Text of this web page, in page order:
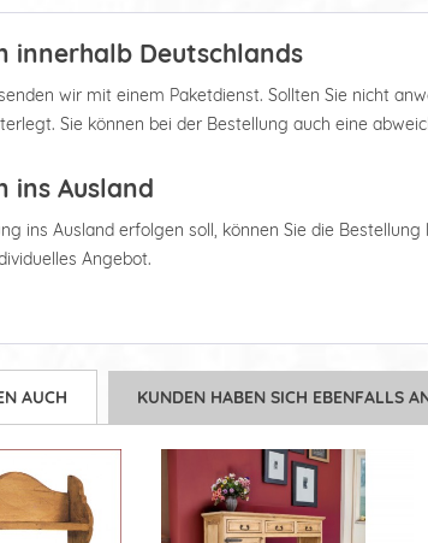
innerhalb Deutschlands
wir mit einem Paketdienst. Sollten Sie nicht
Sie können bei der Bestellung auch eine
ins Ausland
ins Ausland erfolgen soll, können Sie die
Angebot.
AUCH KUNDEN HABEN SICH EBENFALLS